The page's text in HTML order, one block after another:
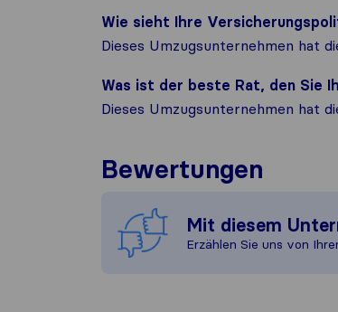
Wie sieht Ihre
Dieses Umzugsunternehmen hat
Was ist der beste Rat, den Sie
Dieses Umzugsunternehmen hat
Bewertungen
Mit diesem
Erzählen Sie uns von